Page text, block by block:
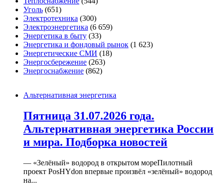
Уголь (651)
Электротехника (300)
Электроэнергетика (6 659)
Энергетика в быту (33)
Энергетика и фондовый рынок (1 623)
Энергетические СМИ (18)
Энергосбережение (263)
Энергоснабжение (862)
Альтернативная энергетика
Пятница 31.07.2026 года.
Альтернативная энергетика России
и мира. Подборка новостей
— «Зелёный» водород в открытом мореПилотный
проект PosHYdon впервые произвёл «зелёный» водород
на...